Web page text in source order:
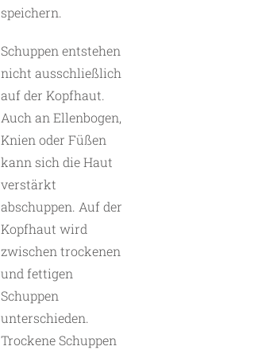
speichern.
Schuppen entstehen
nicht ausschließlich
auf der Kopfhaut.
Auch an Ellenbogen,
Knien oder Füßen
kann sich die Haut
verstärkt
abschuppen. Auf der
Kopfhaut wird
zwischen trockenen
und fettigen
Schuppen
unterschieden.
Trockene Schuppen